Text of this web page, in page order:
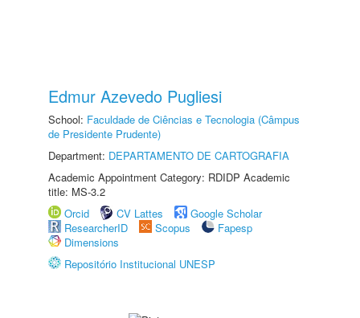
Edmur Azevedo Pugliesi
School: Faculdade de Ciências e Tecnologia (Câmpus
de Presidente Prudente)
Department: DEPARTAMENTO DE CARTOGRAFIA
Academic Appointment Category: RDIDP Academic
title: MS-3.2
Orcid
CV Lattes
Google Scholar
ResearcherID
Scopus
Fapesp
Dimensions
Repositório Institucional UNESP